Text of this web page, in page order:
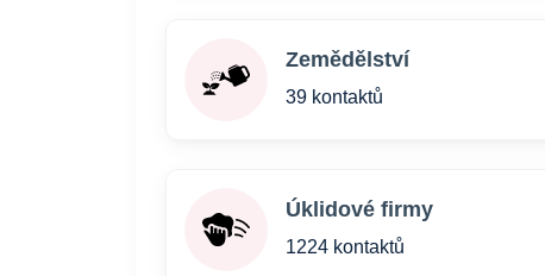
Zemědělství
39 kontaktů
Úklidové firmy
1224 kontaktů